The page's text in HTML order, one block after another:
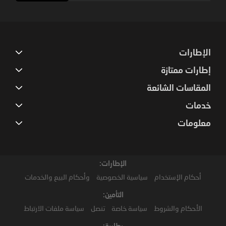
الإطارات
إطارات ممتازة
المقاسات الشائعة
خدمات
معلومات
الإطارات:
أحكام الإستخدام سياسية الخصوصية وأحكام البيع والخدمات
التأمين:
الأحكام والشروط سياسة خاصة تنصل سياسة ملفات الارتباط